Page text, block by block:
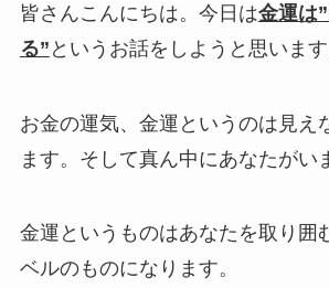
皆さんこんにちは。 今日は金運は
る” というお話をしようと思います
お金の運気、金運というのは見え
ます。そして真ん中にあなたがい
金運というものはあなたを取り囲
ベルのものになります。